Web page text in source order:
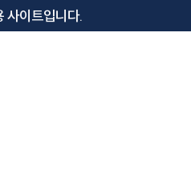
사이트입니다.